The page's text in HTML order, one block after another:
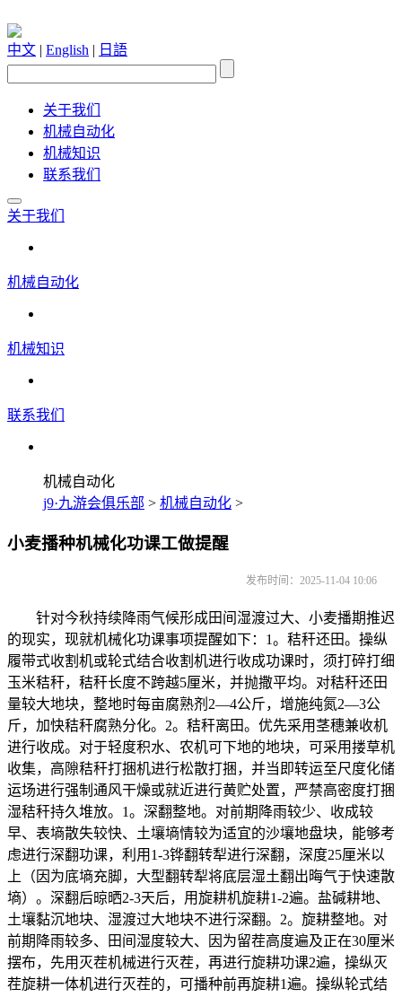
中文 | English | 日語
关于我们
机械自动化
机械知识
联系我们
关于我们
机械自动化
机械知识
联系我们
机械自动化
j9·九游会俱乐部 > 机械自动化 >
小麦播种机械化功课工做提醒
发布时间：2025-11-04 10:06
针对今秋持续降雨气候形成田间湿渡过大、小麦播期推迟
的现实，现就机械化功课事项提醒如下：1。秸秆还田。操纵
履带式收割机或轮式结合收割机进行收成功课时，须打碎打细
玉米秸秆，秸秆长度不跨越5厘米，并抛撒平均。对秸秆还田
量较大地块，整地时每亩腐熟剂2—4公斤，增施纯氮2—3公
斤，加快秸秆腐熟分化。2。秸秆离田。优先采用茎穗兼收机
进行收成。对于轻度积水、农机可下地的地块，可采用搂草机
收集，高隙秸秆打捆机进行松散打捆，并当即转运至尺度化储
运场进行强制通风干燥或就近进行黄贮处置，严禁高密度打捆
湿秸秆持久堆放。1。深翻整地。对前期降雨较少、收成较
早、表墒散失较快、土壤墒情较为适宜的沙壤地盘块，能够考
虑进行深翻功课，利用1-3铧翻转犁进行深翻，深度25厘米以
上（因为底墒充脚，大型翻转犁将底层湿土翻出晦气于快速散
墒）。深翻后晾晒2-3天后，用旋耕机旋耕1-2遍。盐碱耕地、
土壤黏沉地块、湿渡过大地块不进行深翻。2。旋耕整地。对
前期降雨较多、田间湿度较大、因为留茬高度遍及正在30厘米
摆布，先用灭茬机械进行灭茬，再进行旋耕功课2遍，操纵灭
茬旋耕一体机进行灭茬的，可播种前再旋耕1遍。操纵轮式结